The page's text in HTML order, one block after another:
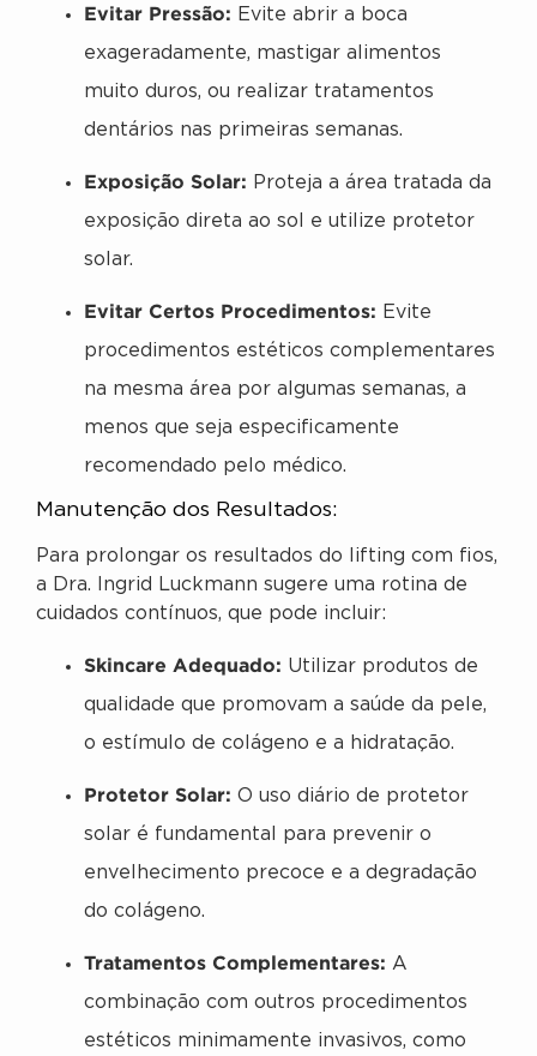
Evitar Pressão: Evite abrir a boca
exageradamente, mastigar alimentos
muito duros, ou realizar tratamentos
dentários nas primeiras semanas.
Exposição Solar: Proteja a área tratada da
exposição direta ao sol e utilize protetor
solar.
Evitar Certos Procedimentos: Evite
procedimentos estéticos complementares
na mesma área por algumas semanas, a
menos que seja especificamente
recomendado pelo médico.
Manutenção dos Resultados:
Para prolongar os resultados do lifting com fios,
a Dra. Ingrid Luckmann sugere uma rotina de
cuidados contínuos, que pode incluir:
Skincare Adequado: Utilizar produtos de
qualidade que promovam a saúde da pele,
o estímulo de colágeno e a hidratação.
Protetor Solar: O uso diário de protetor
solar é fundamental para prevenir o
envelhecimento precoce e a degradação
do colágeno.
Tratamentos Complementares: A
combinação com outros procedimentos
estéticos minimamente invasivos, como